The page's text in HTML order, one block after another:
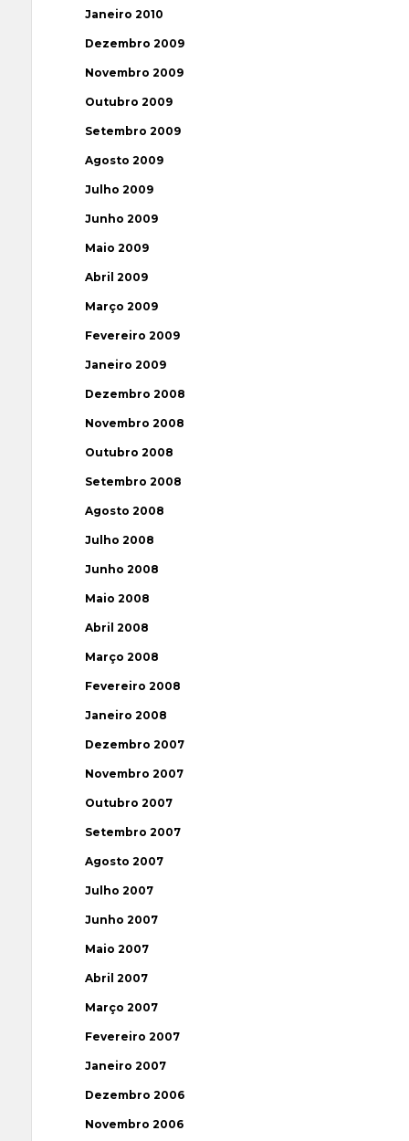
Janeiro 2010
Dezembro 2009
Novembro 2009
Outubro 2009
Setembro 2009
Agosto 2009
Julho 2009
Junho 2009
Maio 2009
Abril 2009
Março 2009
Fevereiro 2009
Janeiro 2009
Dezembro 2008
Novembro 2008
Outubro 2008
Setembro 2008
Agosto 2008
Julho 2008
Junho 2008
Maio 2008
Abril 2008
Março 2008
Fevereiro 2008
Janeiro 2008
Dezembro 2007
Novembro 2007
Outubro 2007
Setembro 2007
Agosto 2007
Julho 2007
Junho 2007
Maio 2007
Abril 2007
Março 2007
Fevereiro 2007
Janeiro 2007
Dezembro 2006
Novembro 2006